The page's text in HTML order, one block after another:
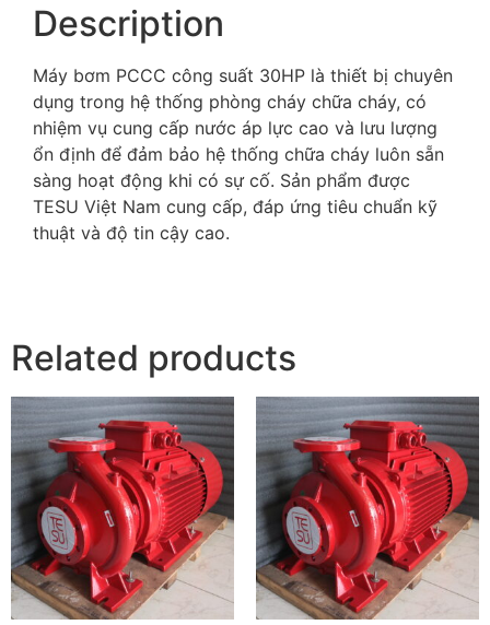
Description
Máy bơm PCCC công suất 30HP là thiết bị chuyên
dụng trong hệ thống phòng cháy chữa cháy, có
nhiệm vụ cung cấp nước áp lực cao và lưu lượng
ổn định để đảm bảo hệ thống chữa cháy luôn sẵn
sàng hoạt động khi có sự cố. Sản phẩm được
TESU Việt Nam cung cấp, đáp ứng tiêu chuẩn kỹ
thuật và độ tin cậy cao.
Related products